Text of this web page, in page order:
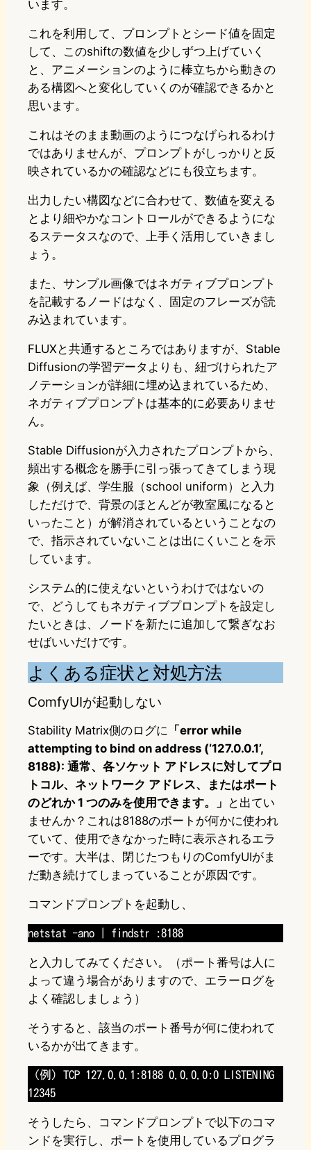
います。
これを利用して、プロンプトとシード値を固定
して、このshiftの数値を少しずつ上げていく
と、アニメーションのように棒立ちから動きの
ある構図へと変化していくのが確認できるかと
思います。
これはそのまま動画のようにつなげられるわけ
ではありませんが、プロンプトがしっかりと反
映されているかの確認などにも役立ちます。
出力したい構図などに合わせて、数値を変える
とより細やかなコントロールができるようにな
るステータスなので、上手く活用していきまし
ょう。
また、サンプル画像ではネガティブプロンプト
を記載するノードはなく、固定のフレーズが読
み込まれています。
FLUXと共通するところではありますが、Stable
Diffusionの学習データよりも、紐づけられたア
ノテーションが詳細に埋め込まれているため、
ネガティブプロンプトは基本的に必要ありませ
ん。
Stable Diffusionが入力されたプロンプトから、
頻出する概念を勝手に引っ張ってきてしまう現
象（例えば、学生服（school uniform）と入力
しただけで、背景のほとんどが教室風になると
いったこと）が解消されているということなの
で、指示されていないことは出にくいことを示
しています。
システム的に使えないというわけではないの
で、どうしてもネガティブプロンプトを設定し
たいときは、ノードを新たに追加して繋ぎなお
せばいいだけです。
よくある症状と対処方法
ComfyUIが起動しない
Stability Matrix側のログに 「error while
attempting to bind on address (‘127.0.0.1’,
8188): 通常、各ソケット アドレスに対してプロ
トコル、ネットワーク アドレス、またはポート
のどれか 1 つのみを使用できます。」 と出てい
ませんか？これは8188のポートが何かに使われ
ていて、使用できなかった時に表示されるエラ
ーです。大半は、閉じたつもりのComfyUIがま
だ動き続けてしまっていることが原因です。
コマンドプロンプトを起動し、
netstat -ano | findstr :8188
と入力してみてください。（ポート番号は人に
よって違う場合がありますので、エラーログを
よく確認しましょう）
そうすると、該当のポート番号が何に使われて
いるかが出てきます。
（例）TCP 127.0.0.1:8188 0.0.0.0:0 LISTENING
12345
そうしたら、コマンドプロンプトで以下のコマ
ンドを実行し、ポートを使用しているプログラ